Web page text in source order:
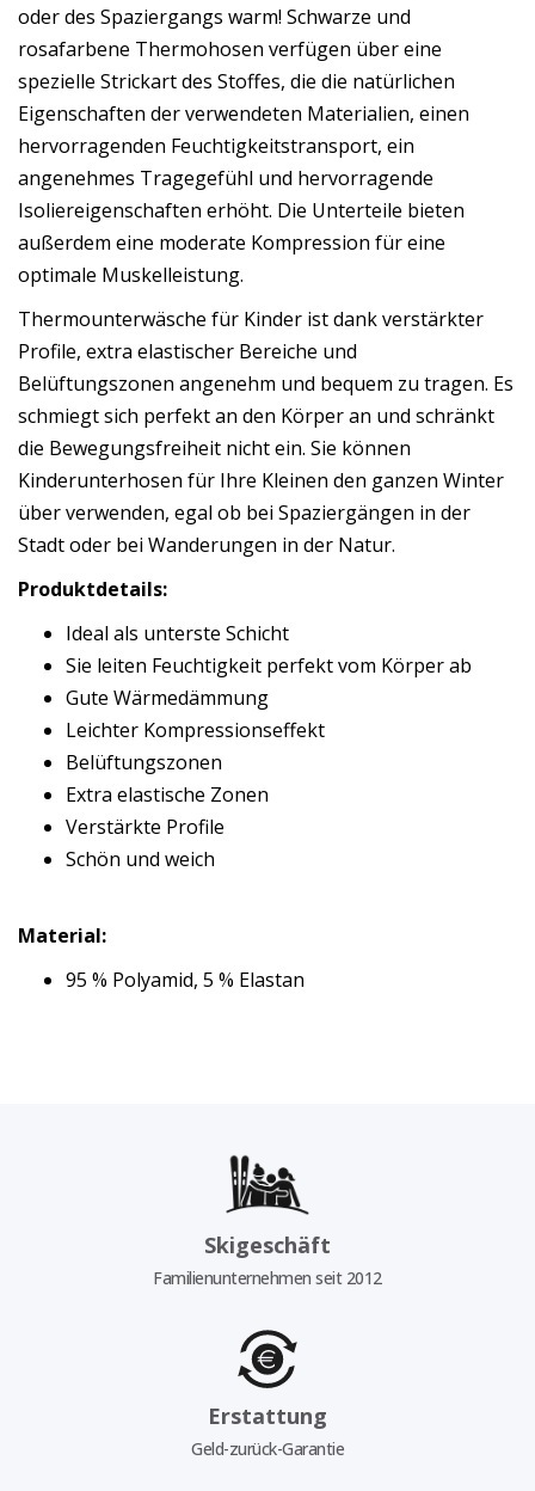
oder des Spaziergangs warm! Schwarze und
rosafarbene Thermohosen verfügen über eine
spezielle Strickart des Stoffes, die die natürlichen
Eigenschaften der verwendeten Materialien, einen
hervorragenden Feuchtigkeitstransport, ein
angenehmes Tragegefühl und hervorragende
Isoliereigenschaften erhöht. Die Unterteile bieten
außerdem eine moderate Kompression für eine
optimale Muskelleistung.
Thermounterwäsche für Kinder ist dank verstärkter
Profile, extra elastischer Bereiche und
Belüftungszonen angenehm und bequem zu tragen. Es
schmiegt sich perfekt an den Körper an und schränkt
die Bewegungsfreiheit nicht ein. Sie können
Kinderunterhosen für Ihre Kleinen den ganzen Winter
über verwenden, egal ob bei Spaziergängen in der
Stadt oder bei Wanderungen in der Natur.
Produktdetails:
Ideal als unterste Schicht
Sie leiten Feuchtigkeit perfekt vom Körper ab
Gute Wärmedämmung
Leichter Kompressionseffekt
Belüftungszonen
Extra elastische Zonen
Verstärkte Profile
Schön und weich
Material:
95 % Polyamid, 5 % Elastan
Skigeschäft
Familienunternehmen seit 2012
Erstattung
Geld-zurück-Garantie